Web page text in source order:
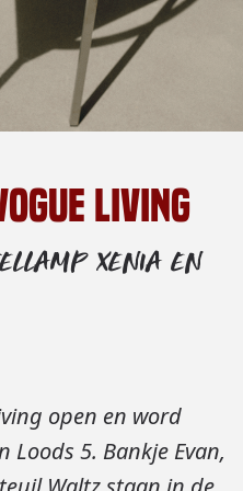
Living
XENIA EN
open en word
Loods 5. Bankje Evan,